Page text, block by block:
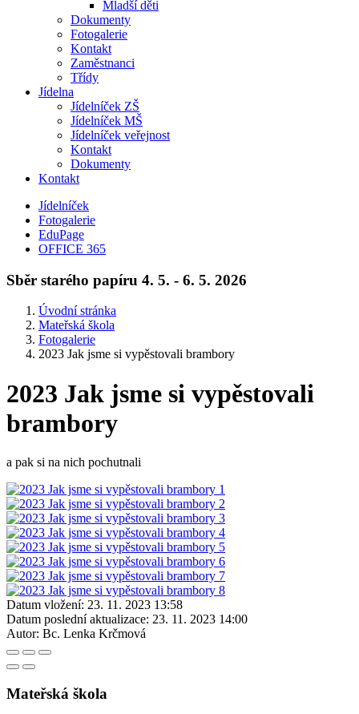
Mladší děti
Dokumenty
Fotogalerie
Kontakt
Zaměstnanci
Třídy
Jídelna
Jídelníček ZŠ
Jídelníček MŠ
Jídelníček veřejnost
Kontakt
Dokumenty
Kontakt
Jídelníček
Fotogalerie
EduPage
OFFICE 365
Sběr starého papíru 4. 5. - 6. 5. 2026
Úvodní stránka
Mateřská škola
Fotogalerie
2023 Jak jsme si vypěstovali brambory
2023 Jak jsme si vypěstovali
brambory
a pak si na nich pochutnali
Datum vložení: 23. 11. 2023 13:58
Datum poslední aktualizace: 23. 11. 2023 14:00
Autor: Bc. Lenka Krčmová
Mateřská škola